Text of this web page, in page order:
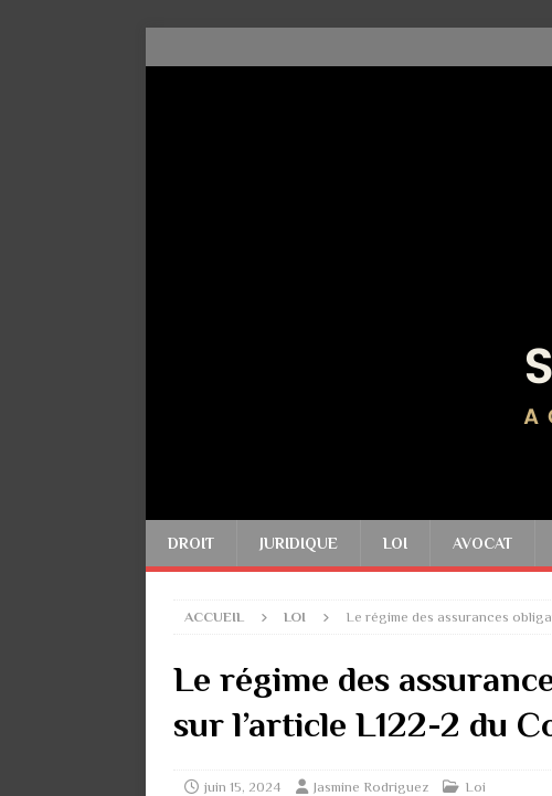
DROIT JURIDIQUE LOI AVOCAT
ACCUEIL LOI Le régime des assurances
Le régime des
sur l’article L122-2 du
juin 15, 2024 Jasmine Rodriguez Loi